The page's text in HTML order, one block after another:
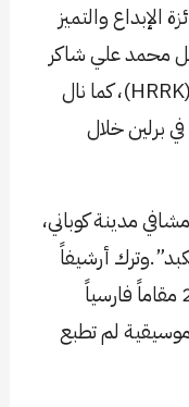
والتميز
محمد علي شاكر
من اتحاد مثقفي روج آفايي كردستان (HRRK)، كما نال
برلين خلال
في أحد مشافي مدينة كوباني،
أرشيفاً
موسيقياً يضم 160 مقاماً كردياً و200 مقاماً فارسياً
لم تطبع